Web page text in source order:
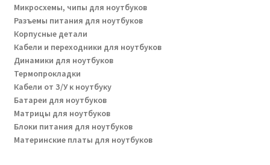
Микросхемы, чипы для ноутбуков
Разъемы питания для ноутбуков
Корпусные детали
Кабели и переходники для ноутбуков
Динамики для ноутбуков
Термопрокладки
Кабели от З/У к ноутбуку
Батареи для ноутбуков
Матрицы для ноутбуков
Блоки питания для ноутбуков
Материнские платы для ноутбуков